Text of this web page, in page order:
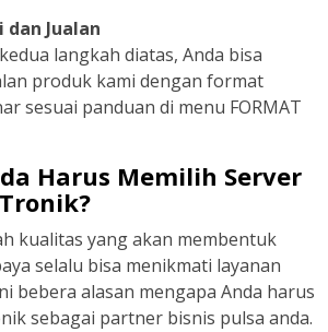
dan Jualan
langkah diatas, Anda bisa
produk kami dengan format
sesuai panduan di menu FORMAT
Harus Memilih Server
kualitas yang akan membentuk
selalu bisa menikmati layanan
bebera alasan mengapa Anda harus
sebagai partner bisnis pulsa anda.